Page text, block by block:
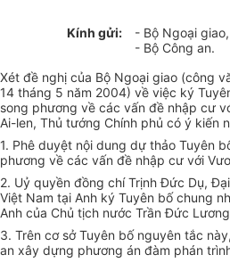
Kính gửi:
- Bộ Ngoại giao,
- Bộ Công an.
Xét đề nghị của Bộ Ngoại giao (công
14 tháng 5 năm 2004) về việc ký
song phương về các vấn đề nhập cư
Ai-len, Thủ tướng Chính phủ có ý kiến
1. Phê duyệt nội dung dự thảo Tuyên
phương về các vấn đề nhập cư với
2. Uỷ quyền đồng chí Trịnh Đức Dụ,
Việt Nam tại Anh ký Tuyên bố chung
Anh của Chủ tịch nước Trần Đức
3. Trên cơ sở Tuyên bố nguyên tắc
an xây dựng phương án đàm phán